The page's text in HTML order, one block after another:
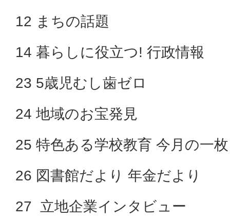
12 まちの話題
14 暮らしに役立つ! 行政情報
23 5歳児むし歯ゼロ
24 地域のお宝発見
25 特色ある学校教育 今月の一枚
26 図書館だより 年金だより
27 立地企業インタビュー